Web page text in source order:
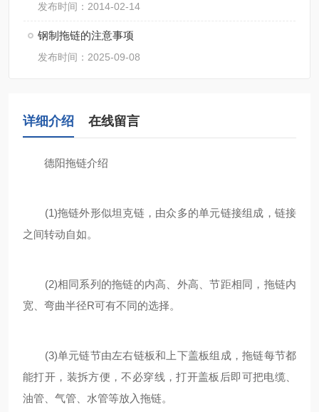
发布时间：2014-02-14
钢制拖链的注意事项
发布时间：2025-09-08
详细介绍 在线留言
德阳拖链介绍
(1)拖链外形似坦克链，由众多的单元链接组成，链接
之间转动自如。
(2)相同系列的拖链的内高、外高、节距相同，拖链内
宽、弯曲半径R可有不同的选择。
(3)单元链节由左右链板和上下盖板组成，拖链每节都
能打开，装拆方便，不必穿线，打开盖板后即可把电缆、
油管、气管、水管等放入拖链。